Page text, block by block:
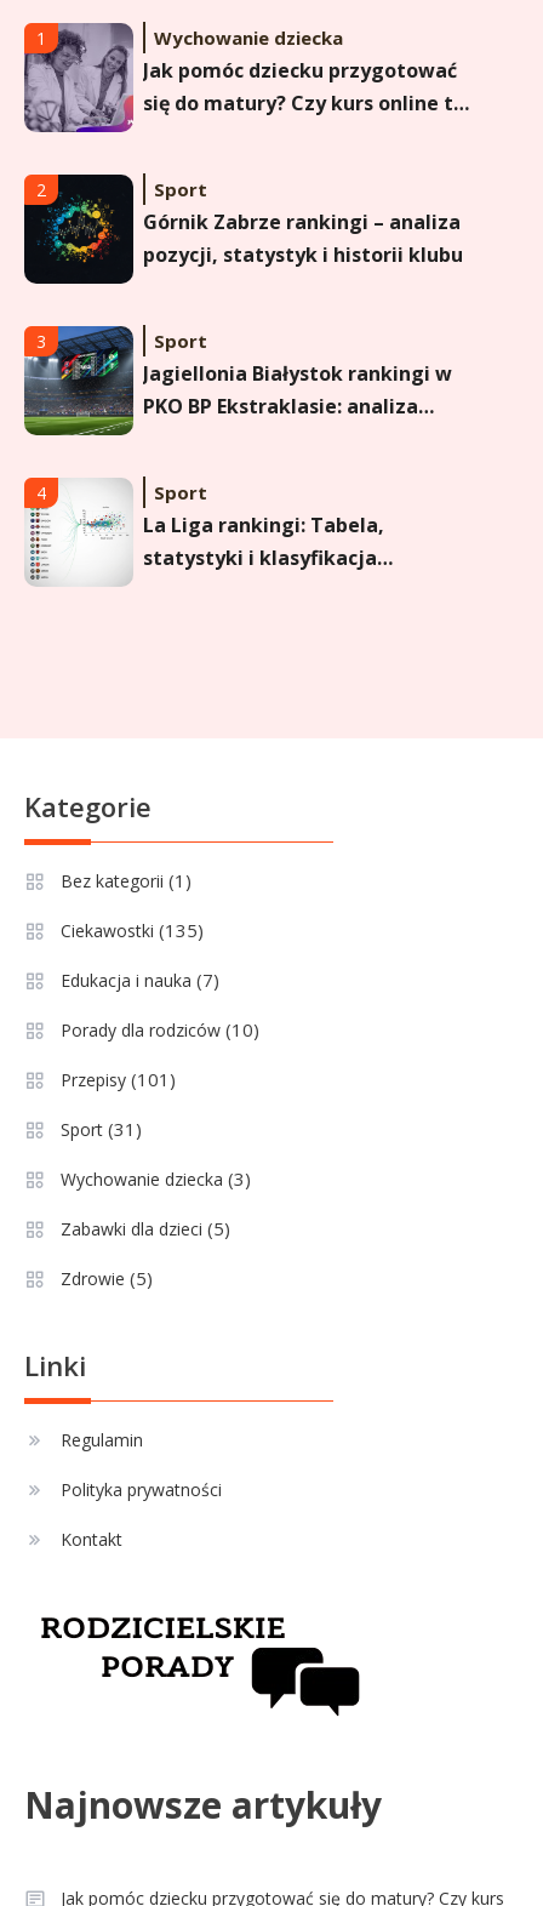
1 Wychowanie dziecka
Jak pomóc dziecku przygotować
się do matury? Czy kurs online to
maturzysty?
2 Sport
Górnik Zabrze rankingi – analiza
pozycji, statystyk i historii klubu
3 Sport
Jagiellonia Białystok rankingi w
PKO BP Ekstraklasie: analiza
4 Sport
La Liga rankingi: Tabela,
statystyki i klasyfikacja
6
historyczne dane
1 Wychowanie dziecka
Jak pomóc dziecku przygotować
dobre rozwiązanie dla
maturzysty?
Jagiellonia Białystok rankingi w
4 Sport
strzelców Primera División
Kategorie
Bez kategorii (1)
Ciekawostki (135)
Edukacja i nauka (7)
Porady dla rodziców (10)
Przepisy (101)
Sport (31)
Wychowanie dziecka (3)
Zabawki dla dzieci (5)
Zdrowie (5)
Linki
Regulamin
Polityka prywatności
Kontakt
Najnowsze artykuły
Jak pomóc dziecku przygotować się do matury? Czy kurs